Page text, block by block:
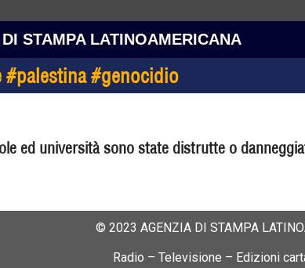
STAMPA LATINOAMERICANA
#palestina #genocidio
ed università sono state distrutte o
© 2023 AGENZIA DI STAMPA
Radio – Televisione – Edizioni